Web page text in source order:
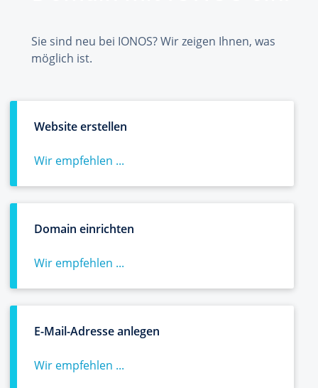
Sie sind neu bei IONOS? Wir zeigen Ihnen, was
möglich ist.
Website erstellen
Wir empfehlen ...
Domain einrichten
Wir empfehlen ...
E-Mail-Adresse anlegen
Wir empfehlen ...